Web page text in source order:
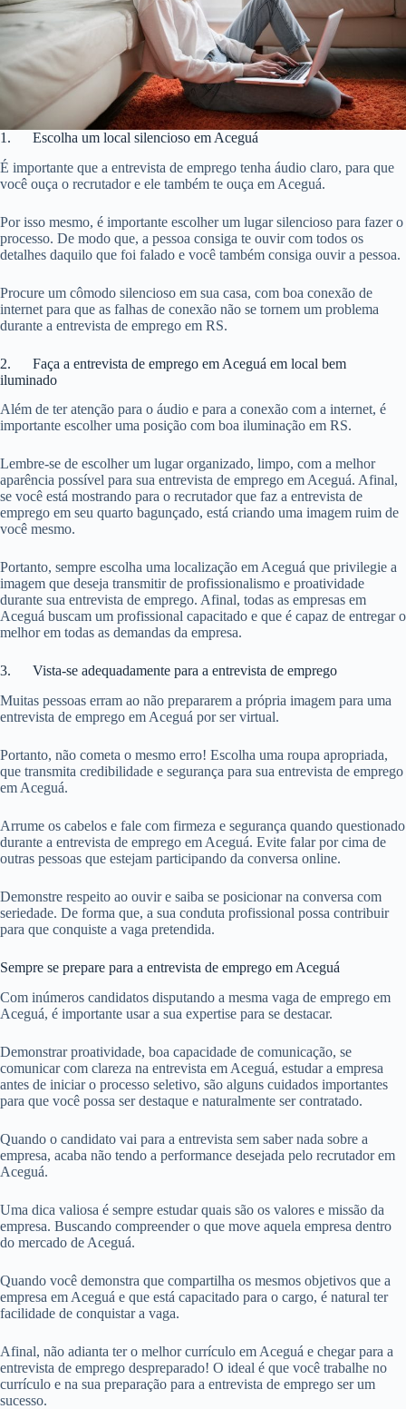
1. Escolha um local silencioso em Aceguá
É importante que a entrevista de emprego tenha áudio claro, para que
você ouça o recrutador e ele também te ouça em Aceguá.
Por isso mesmo, é importante escolher um lugar silencioso para fazer o
processo. De modo que, a pessoa consiga te ouvir com todos os
detalhes daquilo que foi falado e você também consiga ouvir a pessoa.
Procure um cômodo silencioso em sua casa, com boa conexão de
internet para que as falhas de conexão não se tornem um problema
durante a entrevista de emprego em RS.
2. Faça a entrevista de emprego em Aceguá em local bem
iluminado
Além de ter atenção para o áudio e para a conexão com a internet, é
importante escolher uma posição com boa iluminação em RS.
Lembre-se de escolher um lugar organizado, limpo, com a melhor
aparência possível para sua entrevista de emprego em Aceguá. Afinal,
se você está mostrando para o recrutador que faz a entrevista de
emprego em seu quarto bagunçado, está criando uma imagem ruim de
você mesmo.
Portanto, sempre escolha uma localização em Aceguá que privilegie a
imagem que deseja transmitir de profissionalismo e proatividade
durante sua entrevista de emprego. Afinal, todas as empresas em
Aceguá buscam um profissional capacitado e que é capaz de entregar o
melhor em todas as demandas da empresa.
3. Vista-se adequadamente para a entrevista de emprego
Muitas pessoas erram ao não prepararem a própria imagem para uma
entrevista de emprego em Aceguá por ser virtual.
Portanto, não cometa o mesmo erro! Escolha uma roupa apropriada,
que transmita credibilidade e segurança para sua entrevista de emprego
em Aceguá.
Arrume os cabelos e fale com firmeza e segurança quando questionado
durante a entrevista de emprego em Aceguá. Evite falar por cima de
outras pessoas que estejam participando da conversa online.
Demonstre respeito ao ouvir e saiba se posicionar na conversa com
seriedade. De forma que, a sua conduta profissional possa contribuir
para que conquiste a vaga pretendida.
Sempre se prepare para a entrevista de emprego em Aceguá
Com inúmeros candidatos disputando a mesma vaga de emprego em
Aceguá, é importante usar a sua expertise para se destacar.
Demonstrar proatividade, boa capacidade de comunicação, se
comunicar com clareza na entrevista em Aceguá, estudar a empresa
antes de iniciar o processo seletivo, são alguns cuidados importantes
para que você possa ser destaque e naturalmente ser contratado.
Quando o candidato vai para a entrevista sem saber nada sobre a
empresa, acaba não tendo a performance desejada pelo recrutador em
Aceguá.
Uma dica valiosa é sempre estudar quais são os valores e missão da
empresa. Buscando compreender o que move aquela empresa dentro
do mercado de Aceguá.
Quando você demonstra que compartilha os mesmos objetivos que a
empresa em Aceguá e que está capacitado para o cargo, é natural ter
facilidade de conquistar a vaga.
Afinal, não adianta ter o melhor currículo em Aceguá e chegar para a
entrevista de emprego despreparado! O ideal é que você trabalhe no
currículo e na sua preparação para a entrevista de emprego ser um
sucesso.